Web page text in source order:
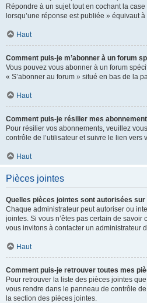
Répondre à un sujet tout en cochant la
lorsqu’une réponse est publiée » équivaut
Haut
Comment puis-je m’abonner à un forum
Vous pouvez vous abonner à un forum
« S’abonner au forum » situé en bas de la
Haut
Comment puis-je résilier mes
Pour résilier vos abonnements, veuillez
contrôle de l’utilisateur et suivre le lien vers
Haut
Pièces jointes
Quelles pièces jointes sont autorisées sur
Chaque administrateur peut autoriser ou
jointes. Si vous n’êtes pas certain de savoir
vous invitons à contacter un administrateur
Haut
Comment puis-je retrouver toutes mes
Pour retrouver la liste des pièces jointes
vous rendre dans le panneau de contrôle
la section des pièces jointes.